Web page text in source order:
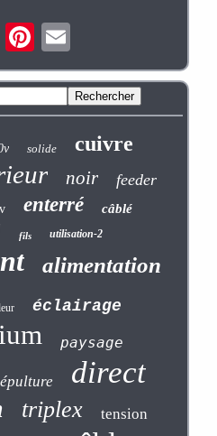
solide cuivre
noir feeder
enterré câblé
fils utilisation-2
alimentation
éclairage
paysage
direct
triplex tension